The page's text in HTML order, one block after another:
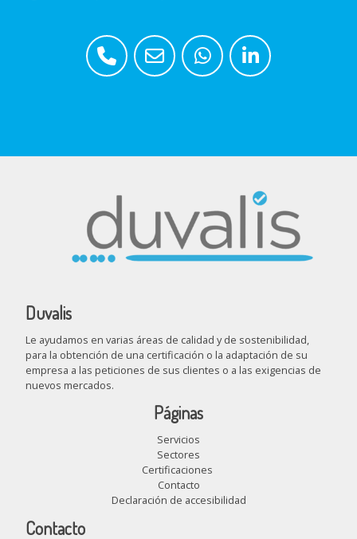
Duvalis
Le ayudamos en varias áreas de calidad y de sostenibilidad,
para la obtención de una certificación o la adaptación de su
empresa a las peticiones de sus clientes o a las exigencias de
nuevos mercados.
Páginas
Servicios
Sectores
Certificaciones
Contacto
Declaración de accesibilidad
Contacto